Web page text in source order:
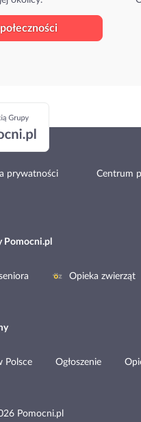
prywatności Centrum
Pomocni.pl
Opieka zwierząt
Polsce Ogłoszenie
Pomocni.pl